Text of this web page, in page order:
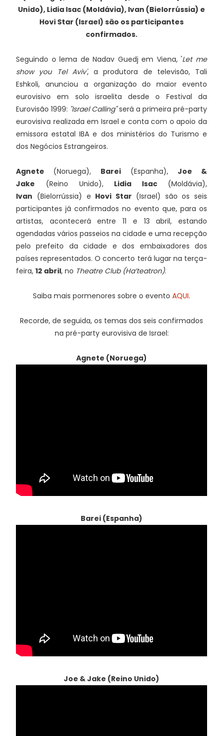
Unido), Lidia Isac (Moldávia), Ivan (Bielorrússia) e
Hovi Star (Israel) são os participantes
confirmados.
Seguindo o lema de Nadav Guedj em Viena, 'Let me
show you Tel Aviv', a produtora de televisão, Tali
Eshkoli, anunciou a organização do maior evento
eurovisivo em solo israelita desde o Festival da
Eurovisão 1999: "Israel Calling"será a primeira pré-party
eurovisiva realizada em Israel e conta com o apoio da
emissora estatal IBA e dos ministérios do Turismo e
dos Negócios Estrangeiros.
Agnete (Noruega), Barei (Espanha), Joe &
Jake (Reino Unido), Lidia Isac (Moldávia),
Ivan (Bielorrússia) e Hovi Star (Israel) são os seis
participantes já confirmados no evento que, para os
artistas, acontecerá entre 11 e 13 abril, estando
agendadas vários passeios na cidade e uma recepção
pelo prefeito da cidade e dos embaixadores dos
países representados. O concerto terá lugar na terça-
feira, 12 abril, no Theatre Club (Ha’teatron).
Saiba mais pormenores sobre o evento AQUI.
Recorde, de seguida, os temas dos seis confirmados
na pré-party eurovisiva de Israel:
Agnete (Noruega)
Barei (Espanha)
Joe & Jake (Reino Unido)